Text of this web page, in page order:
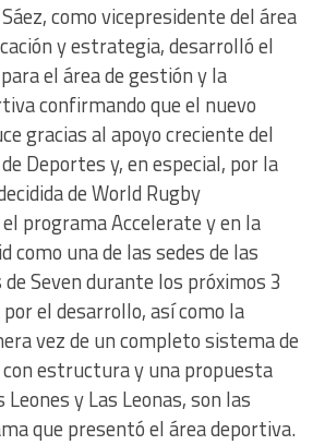
como vicepresidente del área
y estrategia, desarrolló el
el área de gestión y la
confirmando que el nuevo
gracias al apoyo creciente del
Deportes y, en especial, por la
de World Rugby
programa Accelerate y en la
como una de las sedes de las
Seven durante los próximos 3
el desarrollo, así como la
vez de un completo sistema de
estructura y una propuesta
y Las Leonas, son las
que presentó el área deportiva.